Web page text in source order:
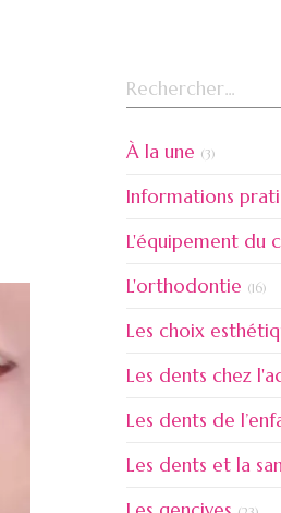
Rechercher
À la une (3)
Informations
L'équipement du
L'orthodontie (16)
Les choix
Les dents chez
Les dents de
Les dents et la